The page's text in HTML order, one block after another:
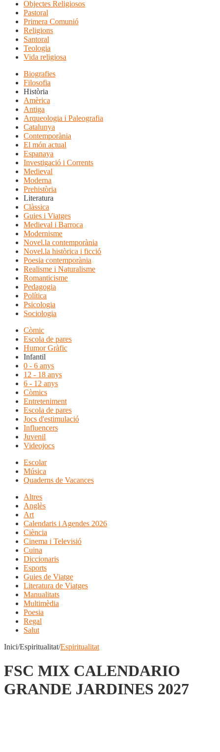
Objectes Religiosos
Pastoral
Primera Comunió
Religions
Santoral
Teologia
Vida religiosa
Biografies
Filosofia
Història
Amèrica
Antiga
Arqueologia i Paleografia
Catalunya
Contemporània
El món actual
Espanaya
Investigació i Corrents
Medieval
Moderna
Prehistòria
Literatura
Clàssica
Guies i Viatges
Medieval i Barroca
Modernisme
Novel.la contemporània
Novel.la històrica i ficció
Poesia contemporània
Realisme i Naturalisme
Romanticisme
Pedagogia
Política
Psicologia
Sociologia
Còmic
Escola de pares
Humor Gràfic
Infantil
0 - 6 anys
12 - 18 anys
6 - 12 anys
Còmics
Entreteniment
Escola de pares
Jocs d'estimulació
Influencers
Juvenil
Videojocs
Escolar
Música
Quaderns de Vacances
Altres
Anglès
Art
Calendaris i Agendes 2026
Ciència
Cinema i Televisió
Cuina
Diccionaris
Esports
Guies de Viatge
Literatura de Viatges
Manualitats
Multimèdia
Poesia
Regal
Salut
Inici/Espiritualitat/Espiritualitat
FSC MIX CALENDARIO
GRANDE JARDINES 2027